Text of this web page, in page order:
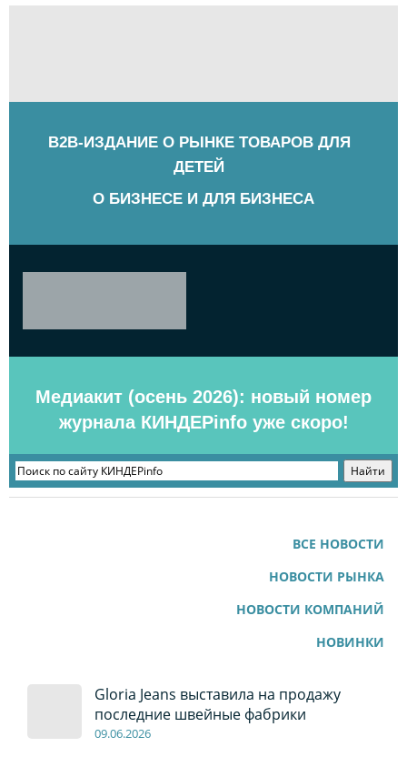
B2B-ИЗДАНИЕ О РЫНКЕ ТОВАРОВ ДЛЯ
ДЕТЕЙ
О БИЗНЕСЕ И ДЛЯ БИЗНЕСА
Медиакит (осень 2026): новый номер
журнала КИНДЕРinfo уже скоро!
ВСЕ НОВОСТИ
НОВОСТИ РЫНКА
НОВОСТИ КОМПАНИЙ
НОВИНКИ
Gloria Jeans выставила на продажу
последние швейные фабрики
09.06.2026